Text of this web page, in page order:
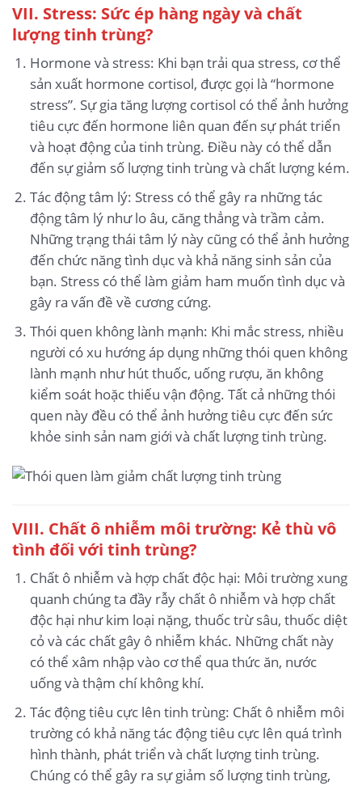
VII. Stress: Sức ép hàng ngày và chất
lượng tinh trùng?
Hormone và stress: Khi bạn trải qua stress, cơ thể
sản xuất hormone cortisol, được gọi là “hormone
stress”. Sự gia tăng lượng cortisol có thể ảnh hưởng
tiêu cực đến hormone liên quan đến sự phát triển
và hoạt động của tinh trùng. Điều này có thể dẫn
đến sự giảm số lượng tinh trùng và chất lượng kém.
Tác động tâm lý: Stress có thể gây ra những tác
động tâm lý như lo âu, căng thẳng và trầm cảm.
Những trạng thái tâm lý này cũng có thể ảnh hưởng
đến chức năng tình dục và khả năng sinh sản của
bạn. Stress có thể làm giảm ham muốn tình dục và
gây ra vấn đề về cương cứng.
Thói quen không lành mạnh: Khi mắc stress, nhiều
người có xu hướng áp dụng những thói quen không
lành mạnh như hút thuốc, uống rượu, ăn không
kiểm soát hoặc thiếu vận động. Tất cả những thói
quen này đều có thể ảnh hưởng tiêu cực đến sức
khỏe sinh sản nam giới và chất lượng tinh trùng.
VIII. Chất ô nhiễm môi trường: Kẻ thù vô
tình đối với tinh trùng?
Chất ô nhiễm và hợp chất độc hại: Môi trường xung
quanh chúng ta đầy rẫy chất ô nhiễm và hợp chất
độc hại như kim loại nặng, thuốc trừ sâu, thuốc diệt
cỏ và các chất gây ô nhiễm khác. Những chất này
có thể xâm nhập vào cơ thể qua thức ăn, nước
uống và thậm chí không khí.
Tác động tiêu cực lên tinh trùng: Chất ô nhiễm môi
trường có khả năng tác động tiêu cực lên quá trình
hình thành, phát triển và chất lượng tinh trùng.
Chúng có thể gây ra sự giảm số lượng tinh trùng,